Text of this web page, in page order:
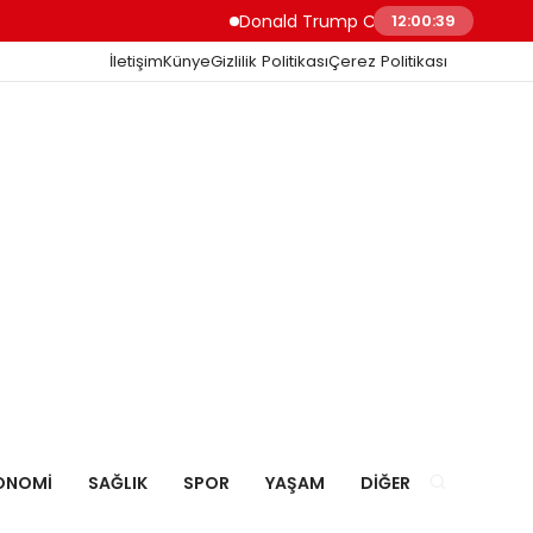
Donald Trump Ceuta’daki Göçmen
12:00:40
İletişimKünyeGizlilik PolitikasıÇerez Politikası
SAĞLIK SPOR YAŞAM DIĞER